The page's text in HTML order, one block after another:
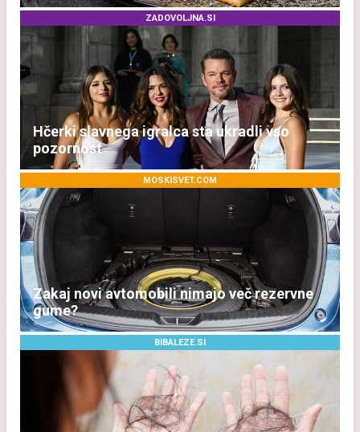
ZADOVOLJNA.SI
Hčerki slavnega igralca sta ukradli vso
pozornost
MOSKISVET.COM
Zakaj novi avtomobili nimajo več rezervne
gume?
BIBALEZE.SI